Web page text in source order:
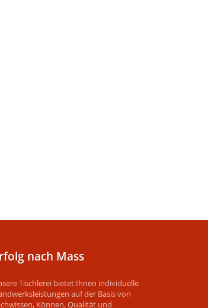
nach Mass
Tischlerei bietet Ihnen individuelle
auf der Basis von
Können, Qualität und